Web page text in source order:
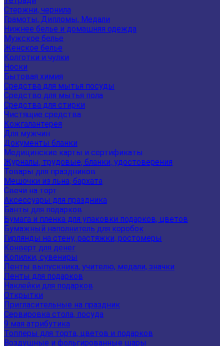
Стержни, чернила
Грамоты, Дипломы, Медали
Нижнее белье и домашняя одежда
Мужское белье
Женское белье
Колготки и чулки
Носки
Бытовая химия
Средства для мытья посуды
Средство для мытья пола
Средства для стирки
Чистящие средства
Кожгалантерея
Для мужчин
Документы бланки
Медицинские карты и сертификаты
Журналы, трудовые, бланки, удостоверения
Товары для праздников
Мешочки из льна, бархата
Свечи на торт
Аксессуары для праздника
Банты для подарков
Бумага и пленка для упаковки подарков, цветов
Бумажный наполнитель для коробок
Гирлянды на стену, растяжки, ростомеры
Конверт для денег
Копилки, сувениры
Ленты выпускника, учителю, медали, значки
Ленты для подарков
Наклейки для подарков
Открытки
Пригласительные на праздник
Сервировка стола, посуда
9 мая атрибутика
Топперы для торта, цветов и подарков
Воздушные и фольгированные шары